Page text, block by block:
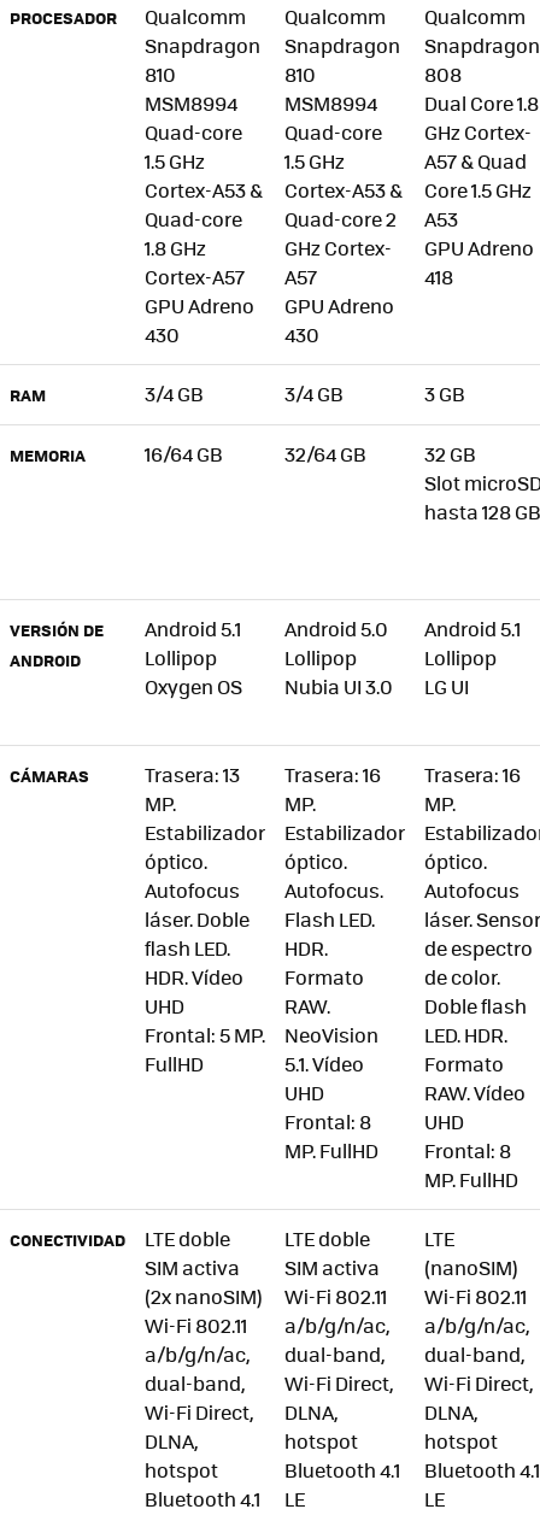
PROCESADOR
Qualcomm
Snapdragon
810
MSM8994
Quad-core
1.5 GHz
Cortex-A53 &
Quad-core
1.8 GHz
Cortex-A57
GPU Adreno
430
Qualcomm
Snapdragon
810
MSM8994
Quad-core
1.5 GHz
Cortex-A53 &
Quad-core 2
GHz Cortex-
A57
GPU Adreno
430
Qualcomm
Snapdragon
808
Dual Core 1.8
GHz Cortex-
A57 & Quad
Core 1.5 GHz
A53
GPU Adreno
418
RAM 3/4 GB 3/4 GB 3 GB
MEMORIA 16/64 GB 32/64 GB
32 GB
Slot
hasta 128 GB
VERSIÓN DE
ANDROID
Android 5.1
Lollipop
Oxygen OS
Android 5.0
Lollipop
Nubia UI 3.0
Android 5.1
Lollipop
LG UI
CÁMARAS
Trasera: 13
MP.
Estabilizador
óptico.
Autofocus
láser. Doble
flash LED.
HDR. Vídeo
UHD
Frontal: 5 MP.
FullHD
Trasera: 16
MP.
Estabilizador
óptico.
Autofocus.
Flash LED.
HDR.
Formato
RAW.
NeoVision
5.1. Vídeo
UHD
Frontal: 8
MP. FullHD
Trasera: 16
MP.
óptico.
Autofocus
láser. Sensor
de espectro
de color.
Doble flash
LED. HDR.
Formato
RAW. Vídeo
UHD
Frontal: 8
MP. FullHD
CONECTIVIDAD
LTE doble
SIM activa
(2x nanoSIM)
Wi-Fi 802.11
a/b/g/n/ac,
dual-band,
Wi-Fi Direct,
DLNA,
hotspot
Bluetooth 4.1
LTE doble
SIM activa
Wi-Fi 802.11
a/b/g/n/ac,
dual-band,
Wi-Fi Direct,
DLNA,
hotspot
Bluetooth 4.1
LE
LTE
(nanoSIM)
Wi-Fi 802.11
a/b/g/n/ac,
dual-band,
Wi-Fi Direct,
DLNA,
hotspot
Bluetooth 4.1
LE